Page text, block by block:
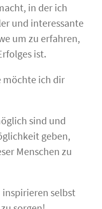
in der ich
und interessante
um zu erfahren,
ist.
möchte ich dir
sind und
geben,
Menschen zu
inspirieren selbst